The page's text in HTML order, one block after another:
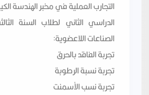
الثالثة
التجارب العملية في مخبر الهندسة
الدراسي الثاني لطلاب السنة
الصناعات اللاعضوية:
تجربة الفاقد بالحرق
تجربة نسبة الرطوبة
تجربة نسب الأسمنت